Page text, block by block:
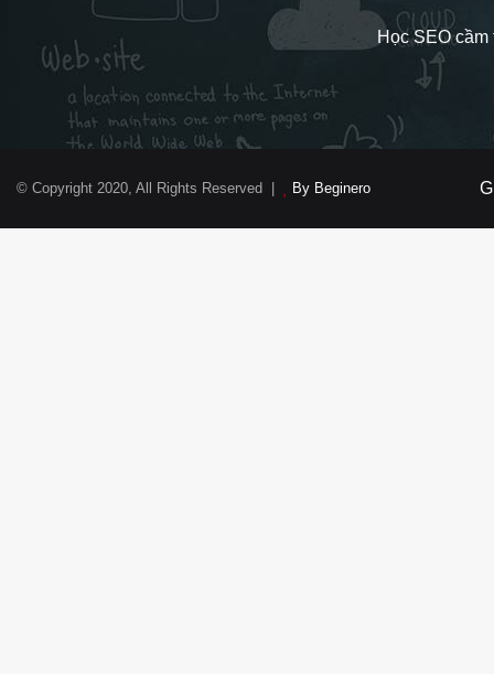
Học SEO
© Copyright 2020, All Rights Reserved | By Beginero